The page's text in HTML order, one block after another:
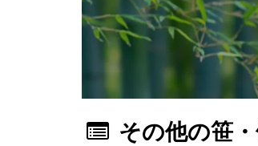
その他の笹